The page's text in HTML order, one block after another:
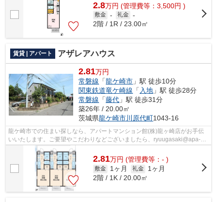
2.8万円 (管理費等：3,500円 )
敷金 - 礼金 -
2階 / 1R / 23.00㎡
賃貸 | アパート アザレアハウス
2.81万円
常磐線 「龍ケ崎市 」駅 徒歩10分
関東鉄道竜ケ崎線 「 入地 」駅 徒歩28分
常磐線 「藤代 」駅 徒歩31分
築26年 / 20.00㎡
茨城県龍ケ崎市川原代町1043-16
龍ケ崎市での住まい探しなら、アパートマンション館(株)龍ヶ崎店がお手伝
いいたします。ご要望やこだわりなどございましたら、ryuugasaki@apa-
to.co.jpにてお申し付け下さい。お部屋探...
2.81万円 (管理費等：- )
敷金 1ヶ月 礼金
1ヶ月
2階 / 1K / 20.00㎡